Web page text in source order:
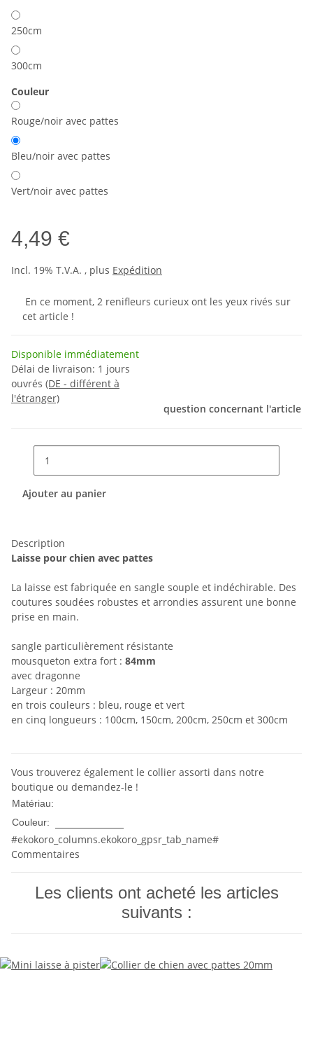
250cm
300cm
Couleur
Rouge/noir avec pattes
Bleu/noir avec pattes
Vert/noir avec pattes
4,49 €
Incl. 19% T.V.A. , plus Expédition
En ce moment, 2 renifleurs curieux ont les yeux rivés sur
cet article !
Disponible immédiatement
Délai de livraison: 1 jours
ouvrés (DE - différent à
l'étranger)
question concernant l'article
Ajouter au panier
Description
Laisse pour chien avec pattes
La laisse est fabriquée en sangle souple et indéchirable. Des
coutures soudées robustes et arrondies assurent une bonne
prise en main.
sangle particulièrement résistante
mousqueton extra fort : 84mm
avec dragonne
Largeur : 20mm
en trois couleurs : bleu, rouge et vert
en cinq longueurs : 100cm, 150cm, 200cm, 250cm et 300cm
Vous trouverez également le collier assorti dans notre
boutique ou demandez-le !
Matériau:
Couleur:
#ekokoro_columns.ekokoro_gpsr_tab_name#
Commentaires
Les clients ont acheté les articles
suivants :